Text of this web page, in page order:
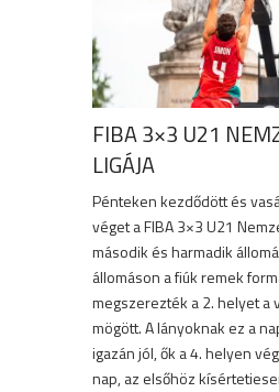
FIBA 3×3 U21
LIGÁJA
Pénteken kezdődött és
véget a FIBA 3×3 U21
második és harmadik
állomáson a fiúk remek
megszerezték a 2. helyet a
mögött. A lányoknak ez a
igazán jól, ők a 4. helyen
nap, az elsőhöz